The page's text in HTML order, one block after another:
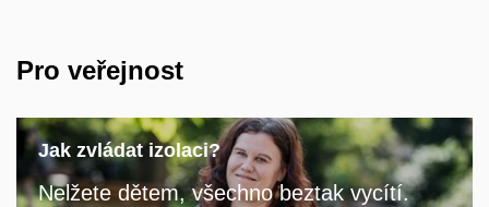
Pro veřejnost
Jak zvládat izolaci?
Nelžete dětem, všechno beztak vycítí.